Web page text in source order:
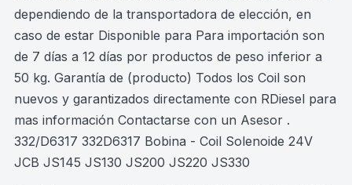
dependiendo de la transportadora de elección, en
caso de estar Disponible para Para importación son
de 7 días a 12 días por productos de peso inferior a
50 kg. Garantía de (producto) Todos los Coil son
nuevos y garantizados directamente con RDiesel para
mas información Contactarse con un Asesor .
332/D6317 332D6317 Bobina - Coil Solenoide 24V
JCB JS145 JS130 JS200 JS220 JS330